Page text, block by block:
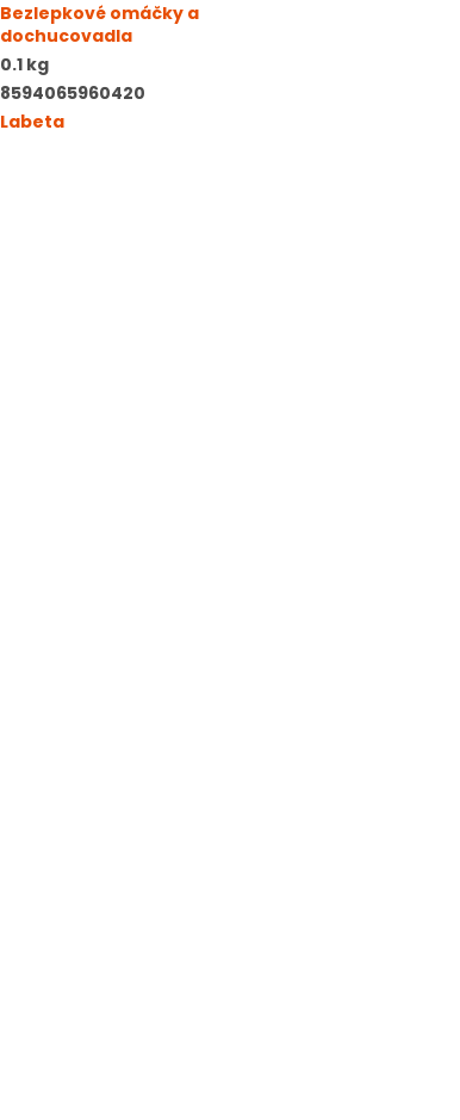
Bezlepkové omáčky a
dochucovadla
0.1 kg
8594065960420
Labeta